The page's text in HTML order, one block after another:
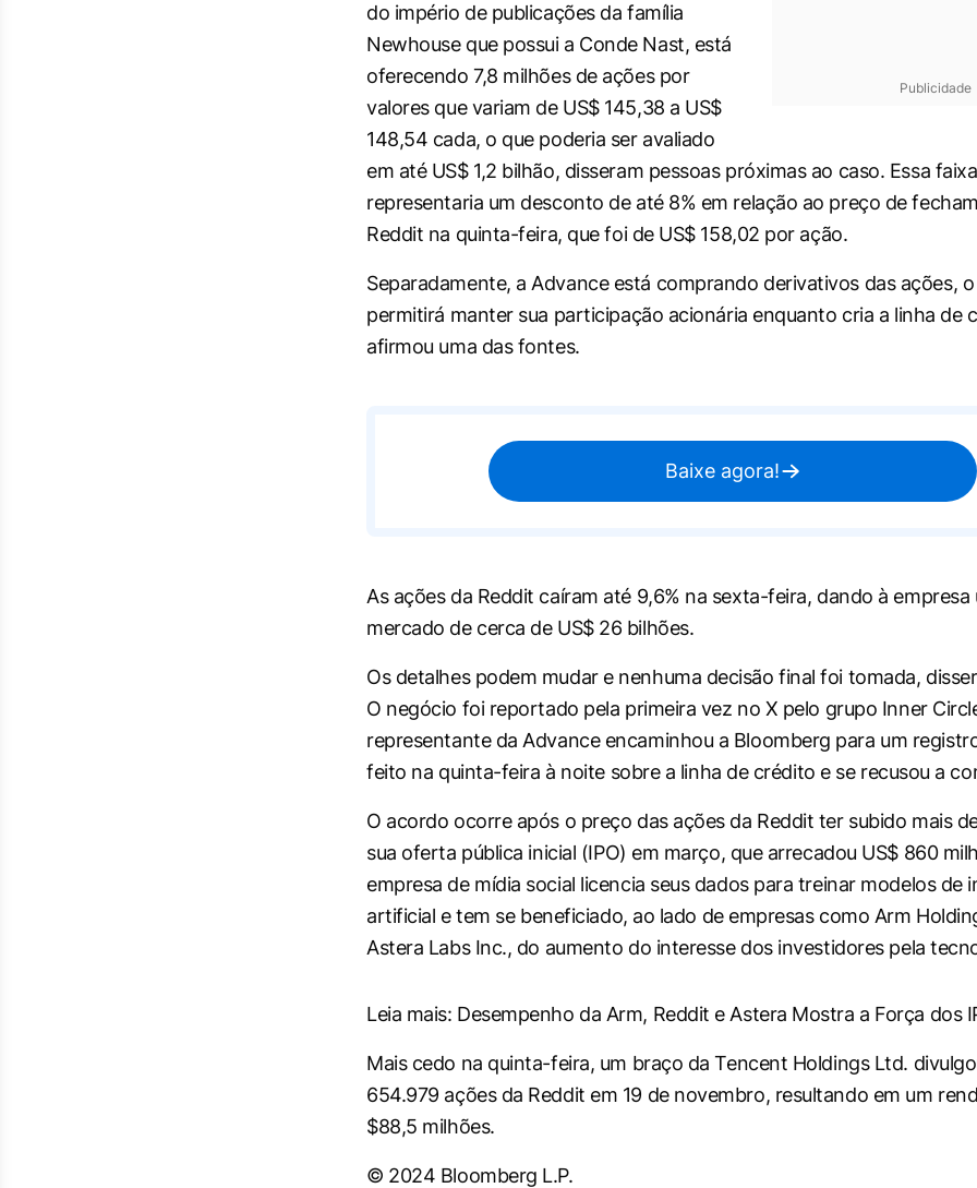
Publicidade
do império de publicações da família
Newhouse que possui a Conde Nast, está
oferecendo 7,8 milhões de ações por
valores que variam de US$ 145,38 a US$
148,54 cada, o que poderia ser avaliado
em até US$ 1,2 bilhão, disseram pessoas próximas ao caso. Essa
representaria um desconto de até 8% em relação ao preço de
Reddit na quinta-feira, que foi de US$ 158,02 por ação.
Separadamente, a Advance está comprando derivativos das ações,
permitirá manter sua participação acionária enquanto cria a linha de
afirmou uma das fontes.
Baixe agora!
As ações da Reddit caíram até 9,6% na sexta-feira, dando à empresa
mercado de cerca de US$ 26 bilhões.
Os detalhes podem mudar e nenhuma decisão final foi tomada,
O negócio foi reportado pela primeira vez no X pelo grupo Inner
representante da Advance encaminhou a Bloomberg para um
feito na quinta-feira à noite sobre a linha de crédito e se recusou a
O acordo ocorre após o preço das ações da Reddit ter subido mais
sua oferta pública inicial (IPO) em março, que arrecadou US$ 860
empresa de mídia social licencia seus dados para treinar modelos de
artificial e tem se beneficiado, ao lado de empresas como Arm
Astera Labs Inc., do aumento do interesse dos investidores pela
Leia mais: Desempenho da Arm, Reddit e Astera Mostra a Força dos
Mais cedo na quinta-feira, um braço da Tencent Holdings Ltd.
654.979 ações da Reddit em 19 de novembro, resultando em um
$88,5 milhões.
© 2024 Bloomberg L.P.